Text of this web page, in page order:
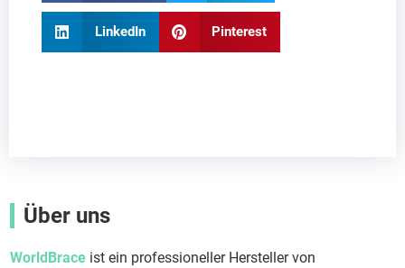
LinkedIn Pinterest
Über uns
WorldBrace ist ein professioneller Hersteller von